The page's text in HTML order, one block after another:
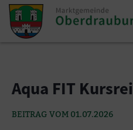
Zum Inhalt springen
Zum Seitenende springen
Aqua FIT
BEITRAG VOM 01.07.2026